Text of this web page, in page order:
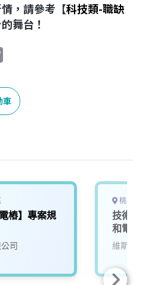
，請參考【科技類-職缺
舞台！
p
y
L
k
車
樁】專案規
司
桃園
技術
和電
維斯美